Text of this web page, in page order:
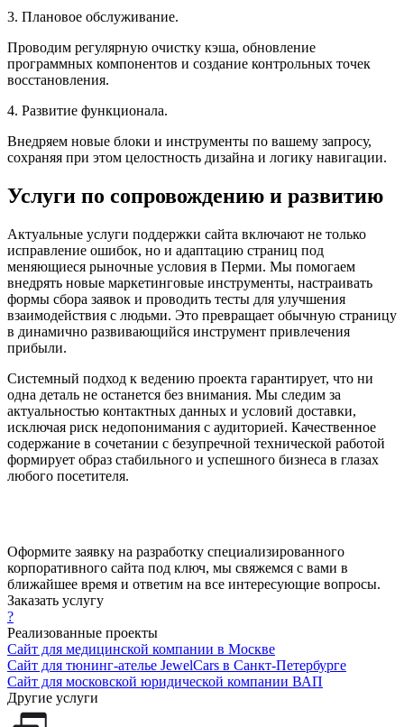
3. Плановое обслуживание.
Проводим регулярную очистку кэша, обновление
программных компонентов и создание контрольных точек
восстановления.
4. Развитие функционала.
Внедряем новые блоки и инструменты по вашему запросу,
сохраняя при этом целостность дизайна и логику навигации.
Услуги по сопровождению и развитию
Актуальные услуги поддержки сайта включают не только
исправление ошибок, но и адаптацию страниц под
меняющиеся рыночные условия в Перми. Мы помогаем
внедрять новые маркетинговые инструменты, настраивать
формы сбора заявок и проводить тесты для улучшения
взаимодействия с людьми. Это превращает обычную страницу
в динамично развивающийся инструмент привлечения
прибыли.
Системный подход к ведению проекта гарантирует, что ни
одна деталь не останется без внимания. Мы следим за
актуальностью контактных данных и условий доставки,
исключая риск недопонимания с аудиторией. Качественное
содержание в сочетании с безупречной технической работой
формирует образ стабильного и успешного бизнеса в глазах
любого посетителя.
Оформите заявку на разработку специализированного
корпоративного сайта под ключ, мы свяжемся с вами в
ближайшее время и ответим на все интересующие вопросы.
Заказать услугу
?
Реализованные проекты
Сайт для медицинской компании в Москве
Сайт для тюнинг-ателье JewelCars в Санкт-Петербурге
Сайт для московской юридической компании ВАП
Другие услуги